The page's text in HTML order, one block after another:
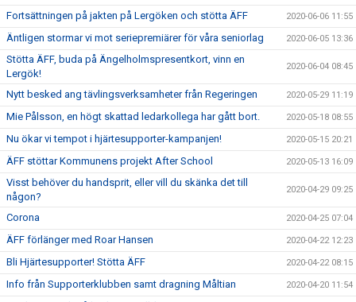
Fortsättningen på jakten på Lergöken och stötta ÄFF 2020-06-06 11:55
Äntligen stormar vi mot seriepremiärer för våra seniorlag 2020-06-05 13:36
Stötta ÄFF, buda på Ängelholmspresentkort, vinn en
Lergök!
2020-06-04 08:45
Nytt besked ang tävlingsverksamheter från Regeringen 2020-05-29 11:19
Mie Pålsson, en högt skattad ledarkollega har gått bort. 2020-05-18 08:55
Nu ökar vi tempot i hjärtesupporter-kampanjen! 2020-05-15 20:21
ÄFF stöttar Kommunens projekt After School 2020-05-13 16:09
Visst behöver du handsprit, eller vill du skänka det till
någon?
2020-04-29 09:25
Corona 2020-04-25 07:04
ÄFF förlänger med Roar Hansen 2020-04-22 12:23
Bli Hjärtesupporter! Stötta ÄFF 2020-04-22 08:15
Info från Supporterklubben samt dragning Måltian 2020-04-20 11:54